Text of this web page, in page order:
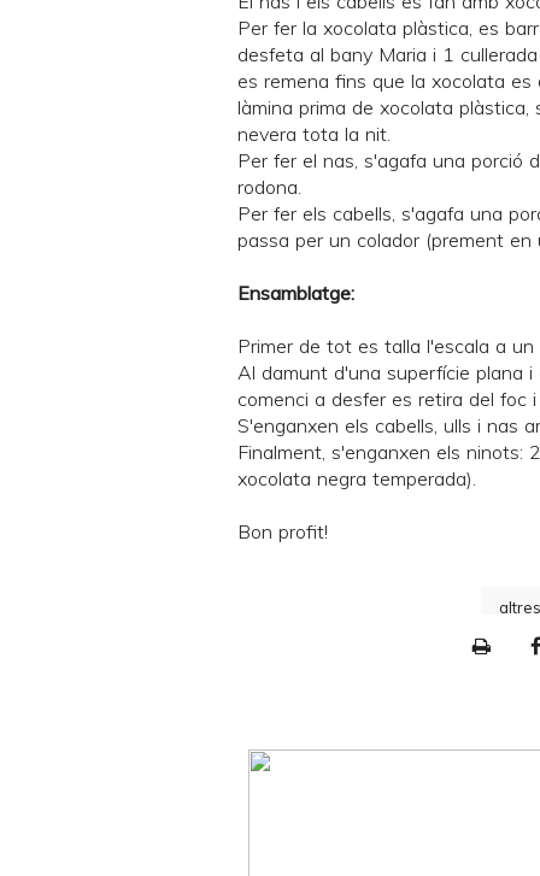
Per fer la xocolata plàstica, es
desfeta al bany Maria i 1
es remena fins que la xocolata
làmina prima de xocolata
nevera tota la nit.
Per fer el nas, s'agafa una porció
rodona.
Per fer els cabells, s'agafa una
passa per un colador (prement en
Ensamblatge:
Primer de tot es talla l'escala a un
Al damunt d'una superfície plana
comenci a desfer es retira del foc
S'enganxen els cabells, ulls i nas
Finalment, s'enganxen els ninots:
xocolata negra temperada).
Bon profit!
n